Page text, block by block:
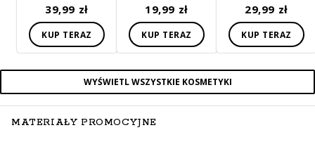
39,99 zł
KUP TERAZ
19,99 zł
KUP TERAZ
29,99 zł
KUP TERAZ
WYŚWIETL WSZYSTKIE KOSMETYKI
MATERIAŁY PROMOCYJNE